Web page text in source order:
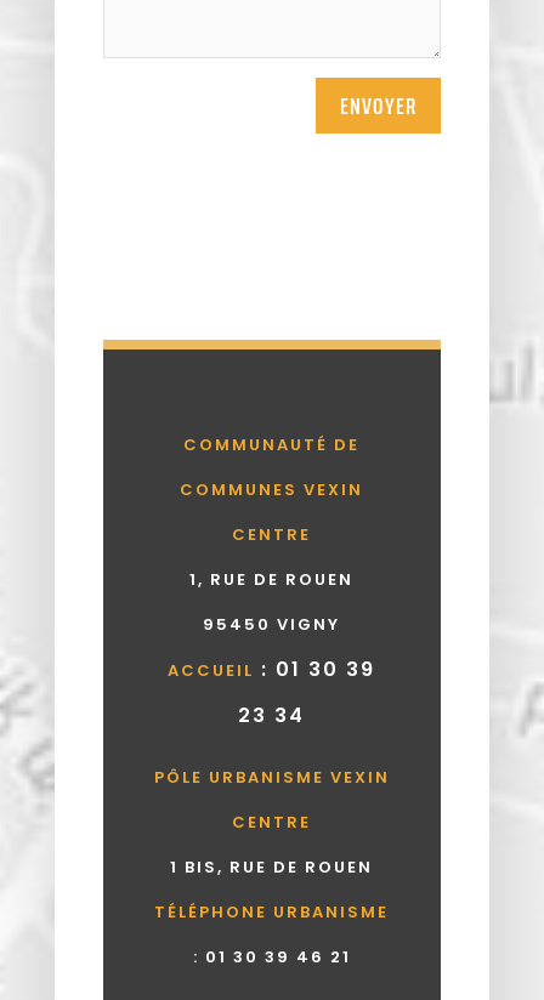
ENVOYER
COMMUNAUTÉ DE
COMMUNES VEXIN
CENTRE
1, RUE DE ROUEN
95450 VIGNY
ACCUEIL : 01 30 39
23 34
PÔLE URBANISME VEXIN
CENTRE
1 BIS, RUE DE ROUEN
TÉLÉPHONE URBANISME
: 01 30 39 46 21